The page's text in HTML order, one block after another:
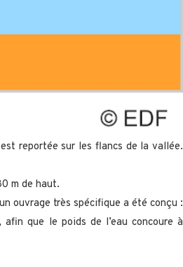
reportée sur les flancs de la vallée.
m de haut.
ouvrage très spécifique a été conçu :
que le poids de l’eau concoure à